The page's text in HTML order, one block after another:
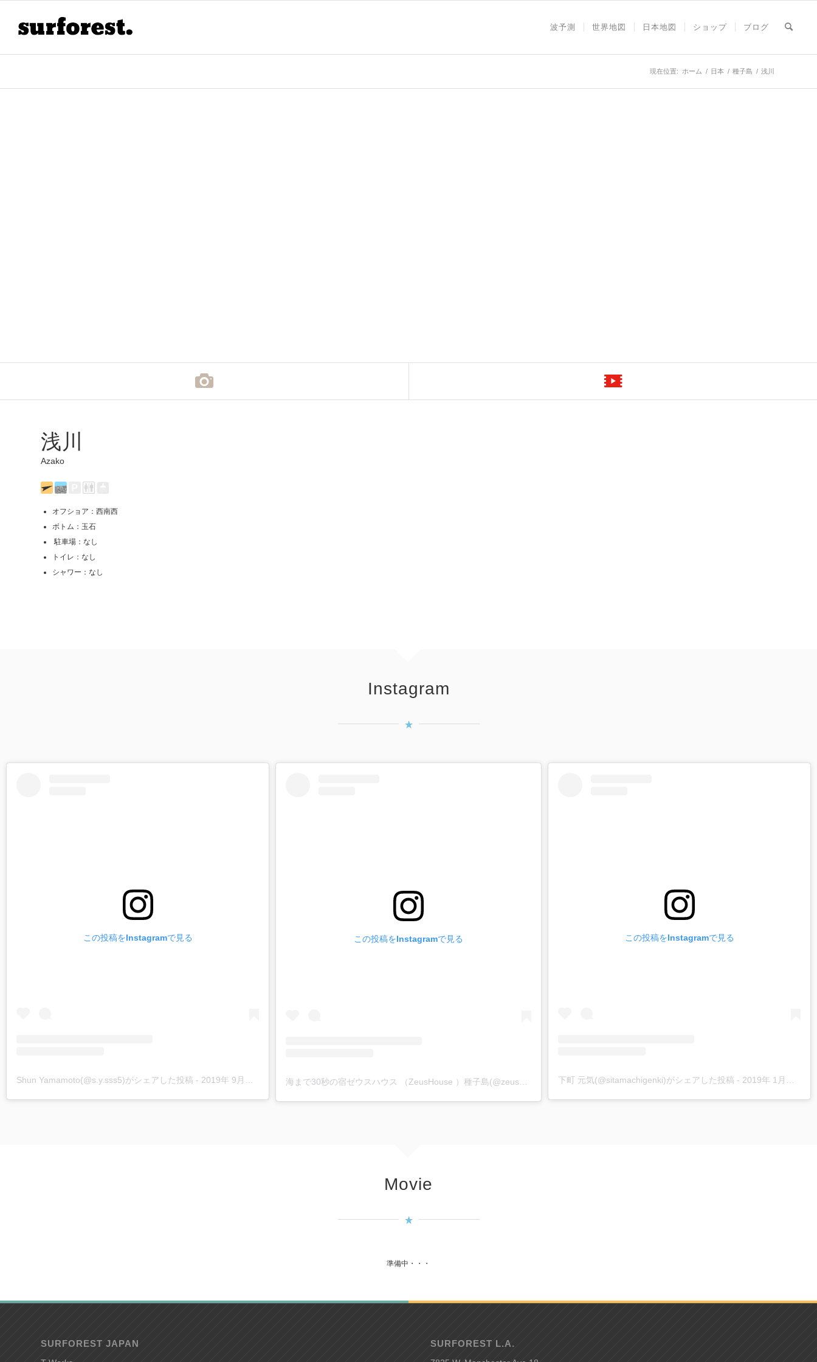
波予測 世界地図 日本地図 ショップ ブログ
現在位置: ホーム / 日本 / 種子島 / 浅川
浅川
Azako
オフショア：西南西
ボトム：玉石
駐車場：なし
トイレ：なし
シャワー：なし
Instagram
この投稿をInstagramで見る
Shun Yamamoto(@s.y.sss5)がシェアした投稿 - 2019年 9月月25日午前6時09分PDT
この投稿をInstagramで見る
-2020年 3月月13日午後6時59分PDT
この投稿をInstagramで見る
下町 元気(@sitamachigenki)がシェアした投稿 - 2019年 1月月30日午後1時46分PST
Movie
準備中・・・
SURFOREST JAPAN SURFOREST L.A.